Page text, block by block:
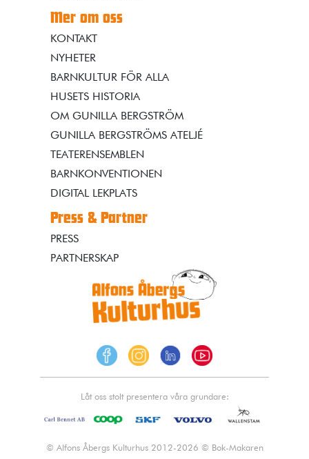
Mer om oss
KONTAKT
NYHETER
BARNKULTUR FÖR ALLA
HUSETS HISTORIA
OM GUNILLA BERGSTRÖM
GUNILLA BERGSTRÖMS ATELJÉ
TEATERENSEMBLEN
BARNKONVENTIONEN
DIGITAL LEKPLATS
Press & Partner
PRESS
PARTNERSKAP
Låt oss stolt presentera våra grundare:
© Alfons Åbergs Kulturhus 2012-2026 © Bok-Makaren